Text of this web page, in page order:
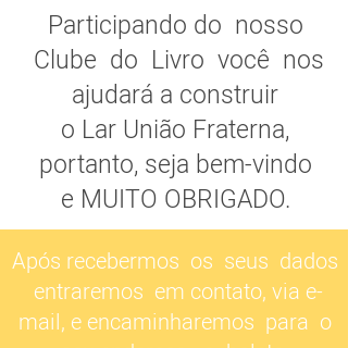
Participando do nosso
Clube do Livro você nos
ajudará a construir
o Lar União Fraterna,
portanto, seja bem-vindo
e MUITO OBRIGADO.​​​​​​​
Após recebermos os seus dados
entraremos em contato, via e-
mail, e encaminharemos para o